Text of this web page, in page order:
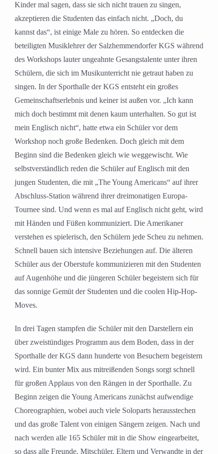
Kinder mal sagen, dass sie sich nicht trauen zu singen,
akzeptieren die Studenten das einfach nicht. „Doch, du
kannst das“, ist einige Male zu hören. So entdecken die
beteiligten Musiklehrer der Salzhemmendorfer KGS während
des Workshops lauter ungeahnte Gesangstalente unter ihren
Schülern, die sich im Musikunterricht nie getraut haben zu
singen. In der Sporthalle der KGS entsteht ein großes
Gemeinschaftserlebnis und keiner ist außen vor. „Ich kann
mich doch bestimmt mit denen kaum unterhalten. So gut ist
mein Englisch nicht“, hatte etwa ein Schüler vor dem
Workshop noch große Bedenken. Doch gleich mit dem
Beginn sind die Bedenken gleich wie weggewischt. Wie
selbstverständlich reden die Schüler auf Englisch mit den
jungen Studenten, die mit „The Young Americans“ auf ihrer
Abschluss-Station während ihrer dreimonatigen Europa-
Tournee sind. Und wenn es mal auf Englisch nicht geht, wird
mit Händen und Füßen kommuniziert. Die Amerikaner
verstehen es spielerisch, den Schülern jede Scheu zu nehmen.
Schnell bauen sich intensive Beziehungen auf. Die älteren
Schüler aus der Oberstufe kommunizieren mit den Studenten
auf Augenhöhe und die jüngeren Schüler begeistern sich für
das sonnige Gemüt der Studenten und die coolen Hip-Hop-
Moves.
In drei Tagen stampfen die Schüler mit den Darstellern ein
über zweistündiges Programm aus dem Boden, dass in der
Sporthalle der KGS dann hunderte von Besuchern begeistern
wird. Ein bunter Mix aus mitreißenden Songs sorgt schnell
für großen Applaus von den Rängen in der Sporthalle. Zu
Beginn zeigen die Young Americans zunächst aufwendige
Choreographien, wobei auch viele Soloparts herausstechen
und das große Talent von einigen Sängern zeigen. Nach und
nach werden alle 165 Schüler mit in die Show eingearbeitet,
so dass alle Freunde, Mitschüler, Eltern und Verwandte in der